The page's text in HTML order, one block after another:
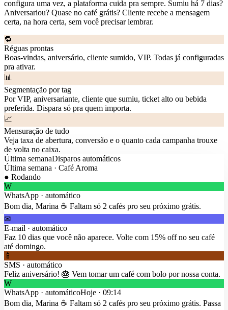
configura uma vez, a plataforma cuida pra sempre. Sumiu há 7 dias?
Aniversariou? Quase no café grátis? Cliente recebe a mensagem
certa, na hora certa, sem você precisar lembrar.
🔁
Réguas prontas
Boas-vindas, aniversário, cliente sumido, VIP. Todas já configuradas
pra ativar.
📊
Segmentação por tag
Por VIP, aniversariante, cliente que sumiu, ticket alto ou bebida
preferida. Dispara só pra quem importa.
📈
Mensuração de tudo
Veja taxa de abertura, conversão e o quanto cada campanha trouxe
de volta no caixa.
Última semanaDisparos automáticos
Última semana · Café Aroma
● Rodando
W
WhatsApp · automático
Bom dia, Marina ☕ Faltam só 2 cafés pro seu próximo grátis.
✉
E-mail · automático
Faz 10 dias que você não aparece. Volte com 15% off no seu café
até domingo.
📱
SMS · automático
Feliz aniversário! 🎂 Vem tomar um café com bolo por nossa conta.
W
WhatsApp · automáticoHoje · 09:14
Bom dia, Marina ☕ Faltam só 2 cafés pro seu próximo grátis. Passa